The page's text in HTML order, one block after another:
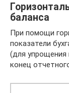
баланса
При помощи
показатели
(для упрощения
конец